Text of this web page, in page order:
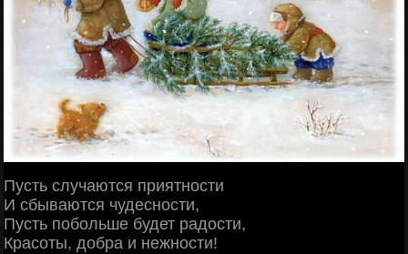
Пусть случаются приятности
И сбываются чудесности,
Пусть побольше будет радости,
Красоты, добра и нежности!